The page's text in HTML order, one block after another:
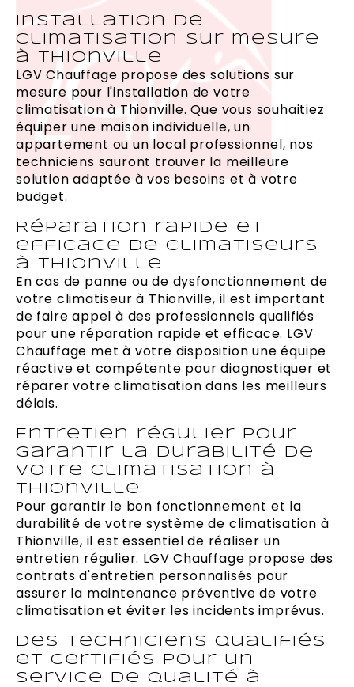
Installation de
climatisation sur mesure
à Thionville
LGV Chauffage propose des solutions sur
mesure pour l'installation de votre
climatisation à Thionville. Que vous souhaitiez
équiper une maison individuelle, un
appartement ou un local professionnel, nos
techniciens sauront trouver la meilleure
solution adaptée à vos besoins et à votre
budget.
Réparation rapide et
efficace de climatiseurs
à Thionville
En cas de panne ou de dysfonctionnement de
votre climatiseur à Thionville, il est important
de faire appel à des professionnels qualifiés
pour une réparation rapide et efficace. LGV
Chauffage met à votre disposition une équipe
réactive et compétente pour diagnostiquer et
réparer votre climatisation dans les meilleurs
délais.
Entretien régulier pour
garantir la durabilité de
votre climatisation à
Thionville
Pour garantir le bon fonctionnement et la
durabilité de votre système de climatisation à
Thionville, il est essentiel de réaliser un
entretien régulier. LGV Chauffage propose des
contrats d'entretien personnalisés pour
assurer la maintenance préventive de votre
climatisation et éviter les incidents imprévus.
Des techniciens qualifiés
et certifiés pour un
service de qualité à